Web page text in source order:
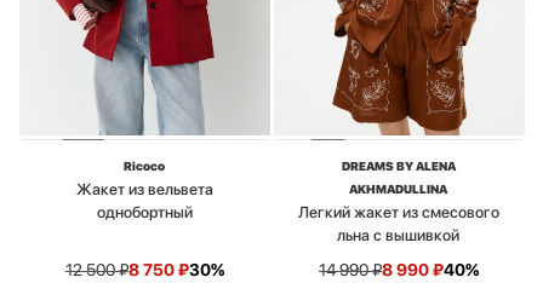
Ricoco
Жакет из вельвета
однобортный
12 500₽8 750₽30%
DREAMS BY ALENA
AKHMADULLINA
Легкий жакет из смесового
льна с вышивкой
14 990₽8 990₽40%